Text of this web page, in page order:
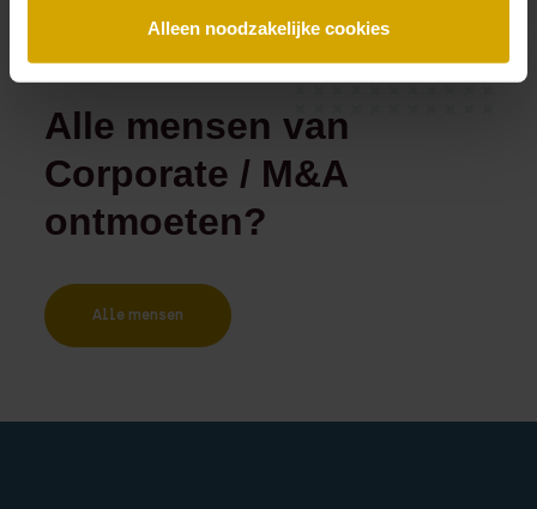
Alleen noodzakelijke cookies
Alle mensen van
Corporate / M&A
ontmoeten?
Alle mensen